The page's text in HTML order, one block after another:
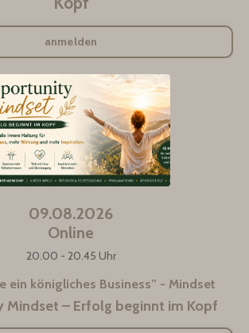
anmelden
09.08.2026
Online
20.00 - 20.45 Uhr
ein königliches Business” - Mindset
– Erfolg beginnt im Kopf